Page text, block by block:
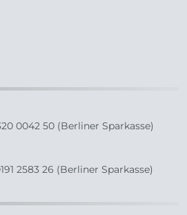
0042 50 (Berliner Sparkasse)
2583 26 (Berliner Sparkasse)